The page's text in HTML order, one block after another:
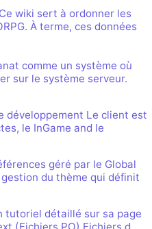
wiki sert à ordonner les
À terme, ces données
comme un système où
sur le système serveur.
développement Le client est
le InGame and le
géré par le Global
du thème qui définit
tutoriel détaillé sur sa page